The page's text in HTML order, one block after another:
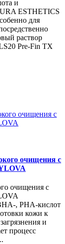
и
ESTHETICS
для
раствор
Pre-Fin TX
очищения с
очищения с
, РНА-кислот
кожи к
и
процесс